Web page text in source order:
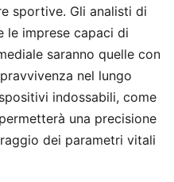
sportive. Gli analisti di
le imprese capaci di
saranno quelle con
nel lungo
indossabili, come
una precisione
dei parametri vitali